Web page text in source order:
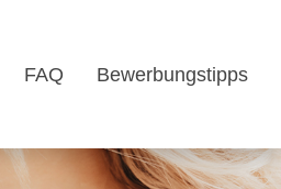
FAQ Bewerbungstipps